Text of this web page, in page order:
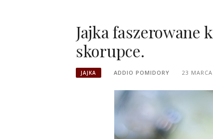
Jajka faszerowane
skorupce.
JAJKA ADDIO POMIDORY 23